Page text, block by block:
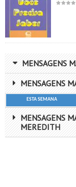
MENSAGENS
MENSAGENS
ESTA SEMANA
MENSAGENS
MEREDITH